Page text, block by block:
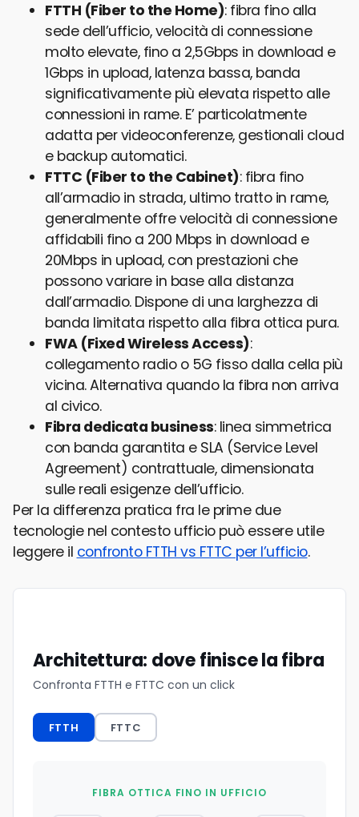
FTTH (Fiber to the Home): fibra fino alla
sede dell’ufficio, velocità di connessione
molto elevate, fino a 2,5Gbps in download e
1Gbps in upload, latenza bassa, banda
significativamente più elevata rispetto alle
connessioni in rame. E’ particolatmente
adatta per videoconferenze, gestionali cloud
e backup automatici.
FTTC (Fiber to the Cabinet): fibra fino
all’armadio in strada, ultimo tratto in rame,
generalmente offre velocità di connessione
affidabili fino a 200 Mbps in download e
20Mbps in upload, con prestazioni che
possono variare in base alla distanza
dall’armadio. Dispone di una larghezza di
banda limitata rispetto alla fibra ottica pura.
FWA (Fixed Wireless Access):
collegamento radio o 5G fisso dalla cella più
vicina. Alternativa quando la fibra non arriva
al civico.
Fibra dedicata business: linea simmetrica
con banda garantita e SLA (Service Level
Agreement) contrattuale, dimensionata
sulle reali esigenze dell’ufficio.
Per la differenza pratica fra le prime due
tecnologie nel contesto ufficio può essere utile
leggere il confronto FTTH vs FTTC per l’ufficio.
Architettura: dove finisce la fibra
Confronta FTTH e FTTC con un click
FTTH FTTC
FIBRA OTTICA FINO IN UFFICIO